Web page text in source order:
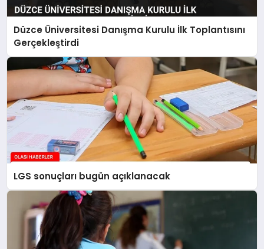
Düzce Üniversitesi Danışma Kurulu İlk Toplantısını
Gerçekleştirdi
LGS sonuçları bugün açıklanacak